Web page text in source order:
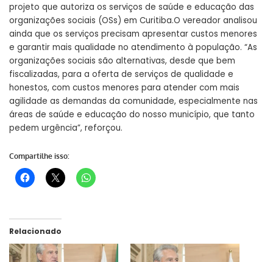
projeto que autoriza os serviços de saúde e educação das
organizações sociais (OSs) em Curitiba.O vereador analisou
ainda que os serviços precisam apresentar custos menores
e garantir mais qualidade no atendimento à população. “As
organizações sociais são alternativas, desde que bem
fiscalizadas, para a oferta de serviços de qualidade e
honestos, com custos menores para atender com mais
agilidade as demandas da comunidade, especialmente nas
áreas de saúde e educação do nosso município, que tanto
pedem urgência”, reforçou.
Compartilhe isso:
Relacionado